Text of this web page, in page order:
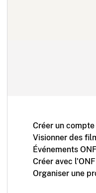
Créer un
Visionner des
Événements
Créer avec l'ONF
Organiser une